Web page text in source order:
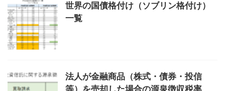
世界の国債格付け（ソブリン格付け）
一覧
法人が金融商品（株式・債券・投信